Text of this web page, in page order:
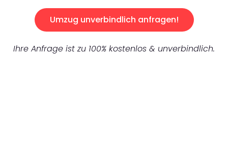
Umzug unverbindlich anfragen!
Ihre Anfrage ist zu 100% kostenlos & unverbindlich.